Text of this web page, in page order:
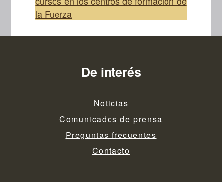
la Fuerza
De interés
Noticias
Comunicados de prensa
Preguntas frecuentes
Contacto